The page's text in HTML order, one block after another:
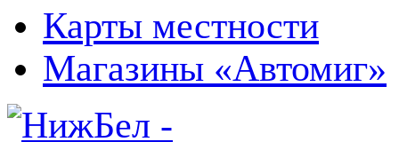
Карты местности
Магазины «Автомиг»